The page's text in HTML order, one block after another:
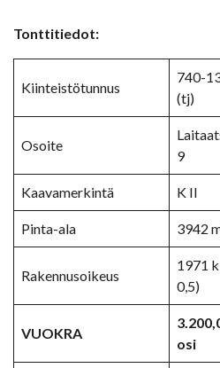
Tonttitiedot:
Kiinteistötunnus
740-
(tj)
Osoite
9
Kaavamerkintä K II
Pinta-ala 3942
Rakennusoikeus
1971
0,5)
VUOKRA
osi